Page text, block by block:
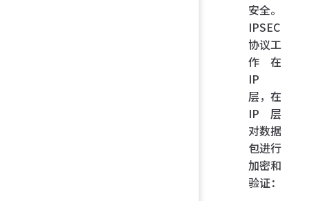
安全。
IPSEC
协议工
作在
IP
层，在
IP 层
对数据
包进行
加密和
验证：